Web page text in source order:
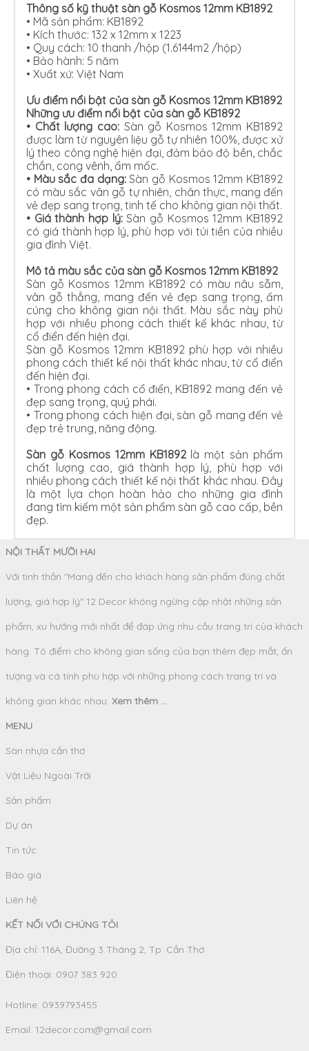
Thông số kỹ thuật sàn gỗ Kosmos 12mm KB1892
• Mã sản phẩm: KB1892
• Kích thước: 132 x 12mm x 1223
• Quy cách: 10 thanh /hộp (1.6144m2 /hộp)
• Bảo hành: 5 năm
• Xuất xứ: Việt Nam
Ưu điểm nổi bật của sàn gỗ Kosmos 12mm KB1892
Những ưu điểm nổi bật của sàn gỗ KB1892
• Chất lượng cao: Sàn gỗ Kosmos 12mm KB1892
được làm từ nguyên liệu gỗ tự nhiên 100%, được xử
lý theo công nghệ hiện đại, đảm bảo độ bền, chắc
chắn, cong vênh, ẩm mốc.
• Màu sắc đa dạng:Sàn gỗ Kosmos 12mm KB1892
có màu sắc vân gỗ tự nhiên, chân thực, mang đến
vẻ đẹp sang trọng, tinh tế cho không gian nội thất.
• Giá thành hợp lý:Sàn gỗ Kosmos 12mm KB1892
có giá thành hợp lý, phù hợp với túi tiền của nhiều
gia đình Việt.
Mô tả màu sắc của sàn gỗ Kosmos 12mm KB1892
Sàn gỗ Kosmos 12mm KB1892 có màu nâu sẫm,
vân gỗ thẳng, mang đến vẻ đẹp sang trọng, ấm
cúng cho không gian nội thất. Màu sắc này phù
hợp với nhiều phong cách thiết kế khác nhau, từ
cổ điển đến hiện đại.
Sàn gỗ Kosmos 12mm KB1892 phù hợp với nhiều
phong cách thiết kế nội thất khác nhau, từ cổ điển
đến hiện đại.
• Trong phong cách cổ điển, KB1892 mang đến vẻ
đẹp sang trọng, quý phái.
• Trong phong cách hiện đại, sàn gỗ mang đến vẻ
đẹp trẻ trung, năng động.
Sàn gỗ Kosmos 12mm KB1892là một sản phẩm
chất lượng cao, giá thành hợp lý, phù hợp với
nhiều phong cách thiết kế nội thất khác nhau. Đây
là một lựa chọn hoàn hảo cho những gia đình
đang tìm kiếm một sản phẩm sàn gỗ cao cấp, bền
đẹp.
NỘI THẤT MƯỜI HAI
Với tinh thần "Mang đến cho khách hàng sản phẩm đúng chất
lượng, giá hợp lý" 12 Decor không ngừng cập nhật những sản
phẩm, xu hướng mới nhất để đáp ứng nhu cầu trang trí của khách
hàng. Tô điểm cho không gian sống của bạn thêm đẹp mắt, ấn
tượng và cá tính phù hợp với những phong cách trang trí và
không gian khác nhau. Xem thêm ...
MENU
Sàn nhựa cần thơ
Vật Liệu Ngoài Trời
Sản phẩm
Dự án
Tin tức
Báo giá
Liên hệ
KẾT NỐI VỚI CHÚNG TÔI
Địa chỉ: 116A, Đường 3 Tháng 2, Tp. Cần Thơ
Điện thoại: 0907 383 920
Hotline: 0939793455
Email: 12decor.com@gmail.com